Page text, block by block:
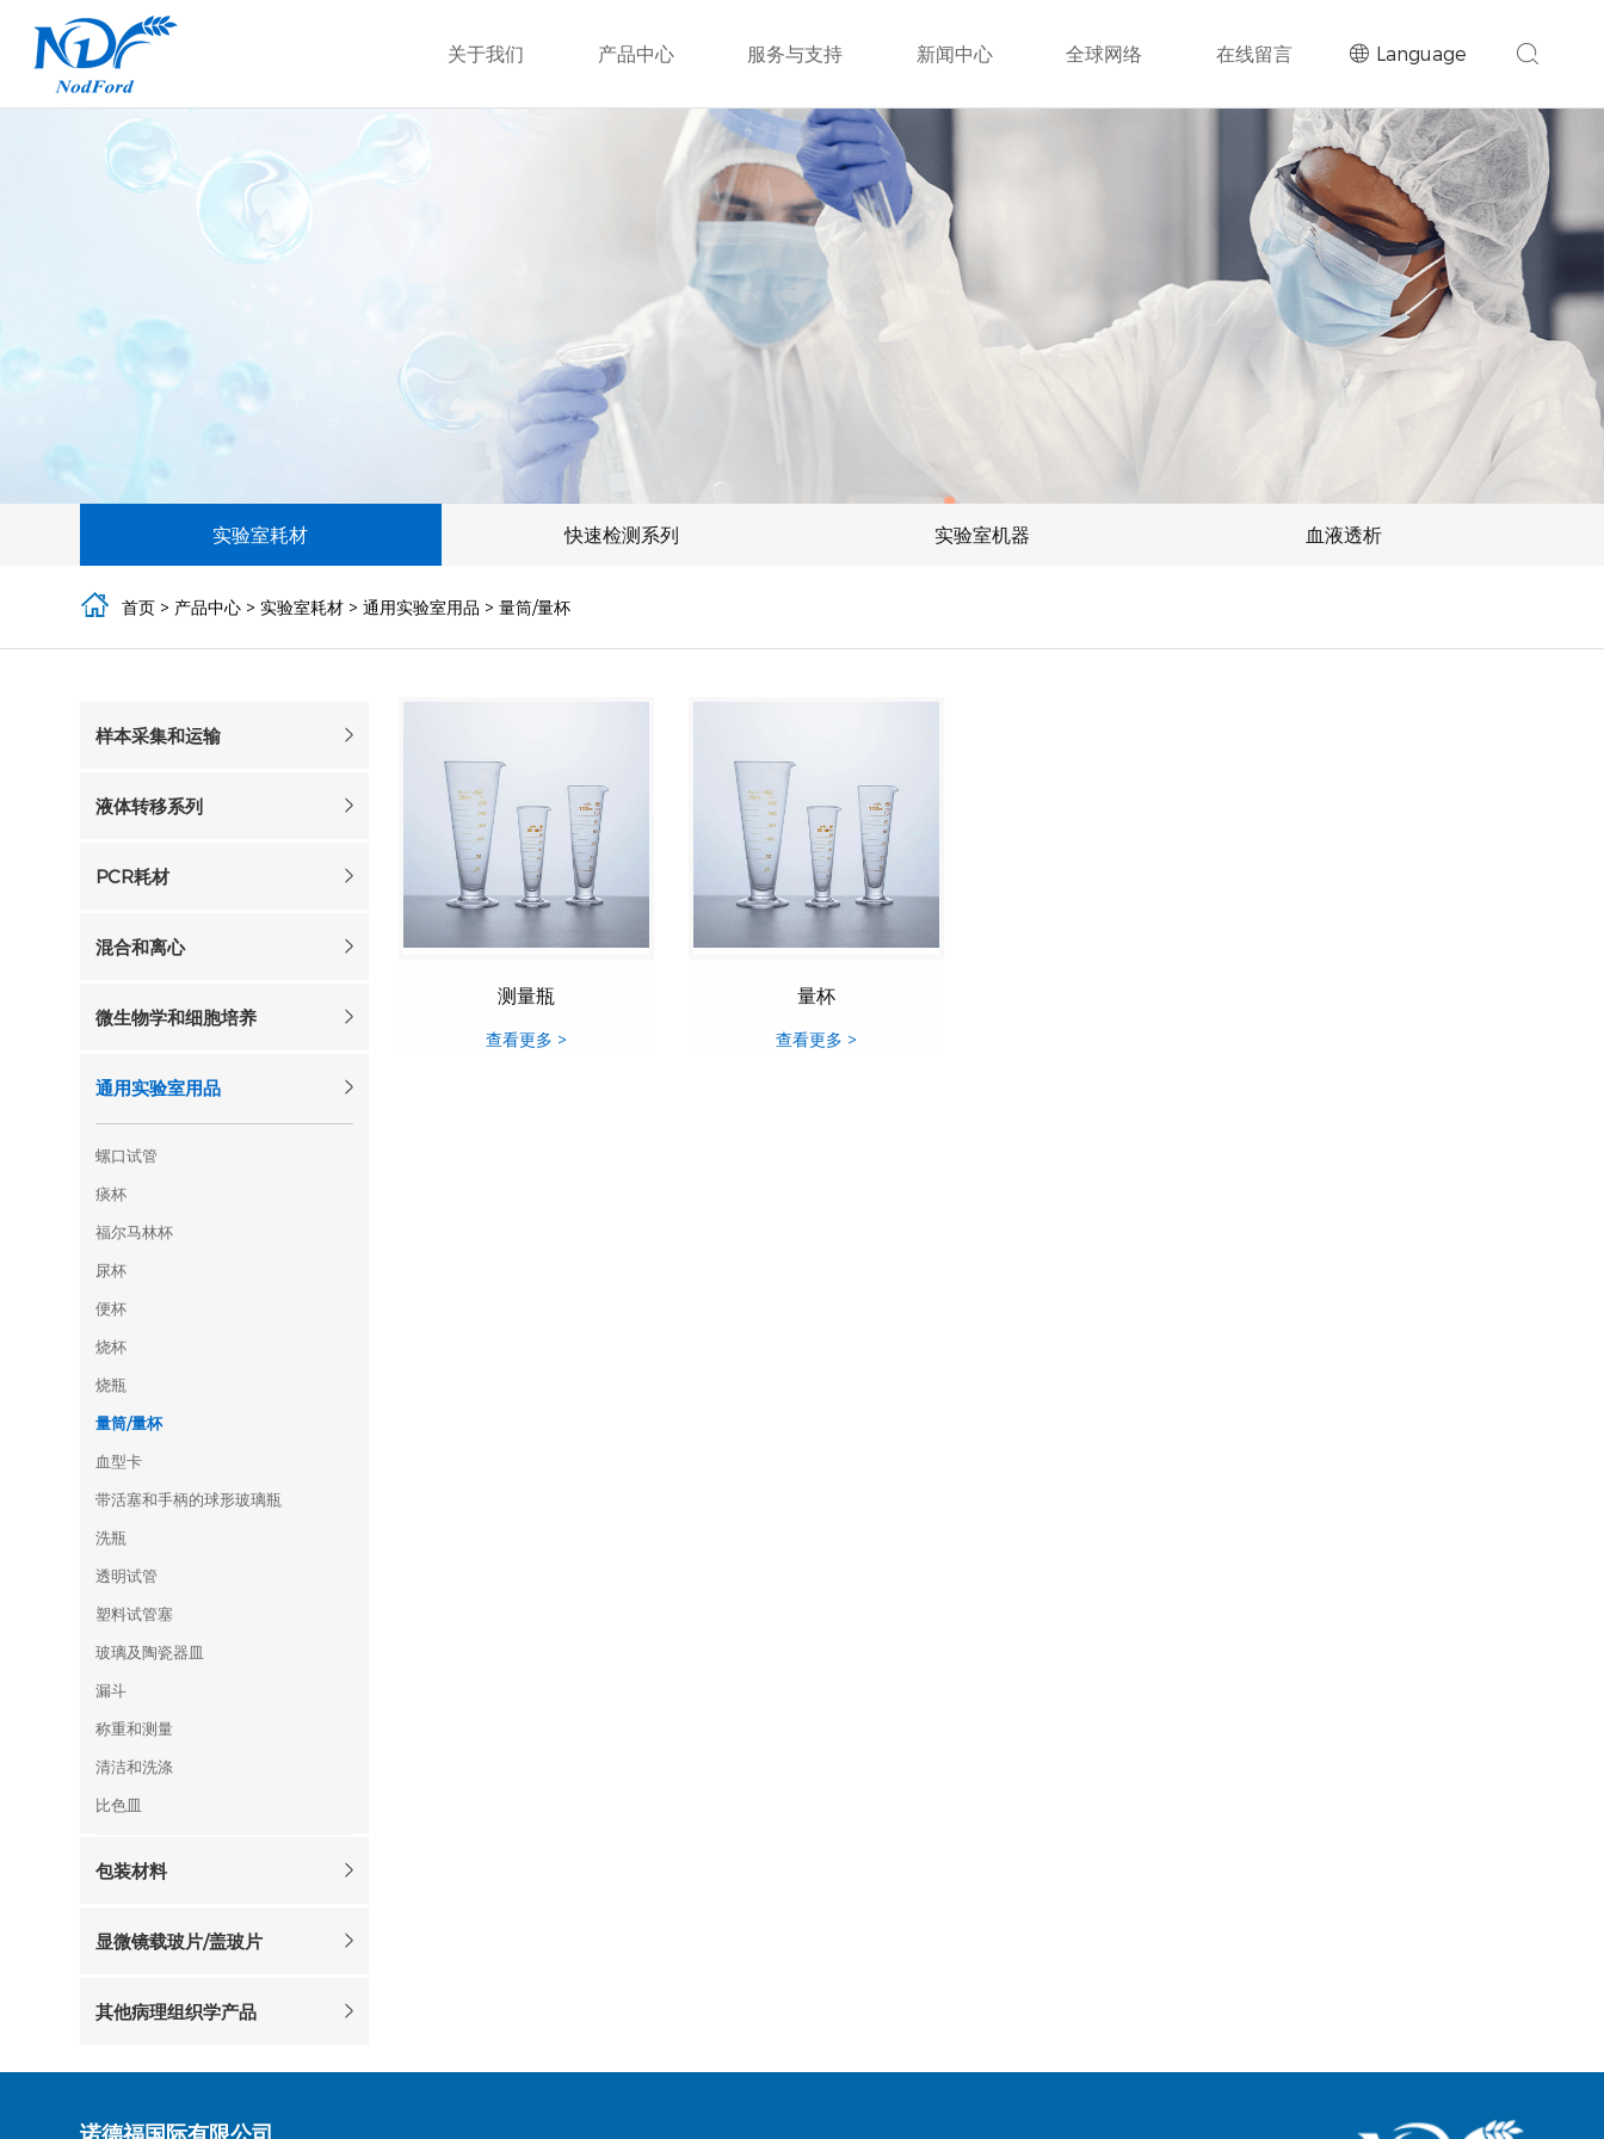
Language
关于我们 产品中心 服务与支持 新闻中心 全球网络 在线留言
实验室耗材 快速检测系列 实验室机器 血液透析
首页 > 产品中心 >实验室耗材 >通用实验室用品 >量筒/量杯
样本采集和运输
液体转移系列
PCR耗材
混合和离心
微生物学和细胞培养
通用实验室用品
螺口试管
痰杯
福尔马林杯
尿杯
便杯
烧杯
烧瓶
量筒/量杯
血型卡
带活塞和手柄的球形玻璃瓶
洗瓶
透明试管
塑料试管塞
玻璃及陶瓷器皿
漏斗
称重和测量
清洁和洗涤
比色皿
包装材料
显微镜载玻片/盖玻片
其他病理组织学产品
测量瓶
查看更多 >
量杯
查看更多 >
诺德福国际有限公司